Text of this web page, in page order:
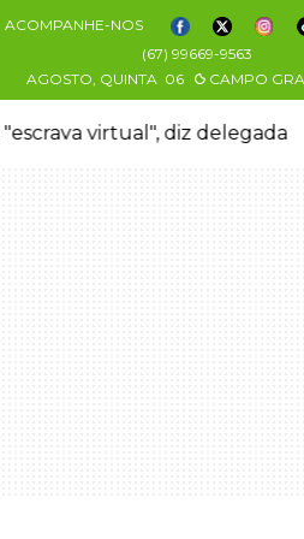
ACOMPANHE-NOS
(67) 99669-9563
AGOSTO, QUINTA 06 CAMPO
virtual", diz delegada